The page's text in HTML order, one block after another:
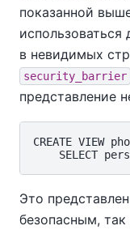
показанной
в невидимых
security_barrier
представление
CREATE VIEW
Это
безопасным,